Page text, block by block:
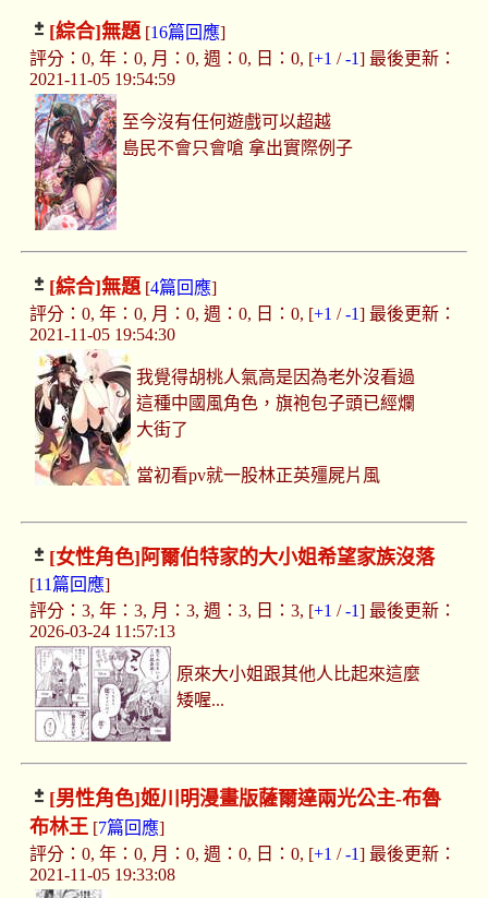
[綜合]無題[16篇回應]
評分：0, 年：0, 月：0, 週：0, 日：0, [+1 /-1] 最後更新：
2021-11-05 19:54:59
至今沒有任何遊戲可以超越
島民不會只會嗆 拿出實際例子
[綜合]無題[4篇回應]
評分：0, 年：0, 月：0, 週：0, 日：0, [+1 /-1] 最後更新：
2021-11-05 19:54:30
我覺得胡桃人氣高是因為老外沒看過
這種中國風角色，旗袍包子頭已經爛
大街了
當初看pv就一股林正英殭屍片風
[女性角色] 阿爾伯特家的大小姐希望家族沒落
[11篇回應]
評分：3, 年：3, 月：3, 週：3, 日：3, [+1 /-1] 最後更新：
2026-03-24 11:57:13
原來大小姐跟其他人比起來這麼
矮喔...
[男性角色]姬川明漫畫版薩爾達兩光公主-布魯
布林王 [7篇回應]
評分：0, 年：0, 月：0, 週：0, 日：0, [+1 /-1] 最後更新：
2021-11-05 19:33:08